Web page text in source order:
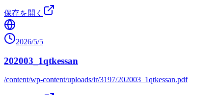
保存を開く
2026/5/5
202003_1qtkessan
/content/wp-content/uploads/ir/3197/202003_1qtkessan.pdf